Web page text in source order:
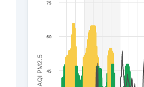
AQI PM2.5 45
60
75